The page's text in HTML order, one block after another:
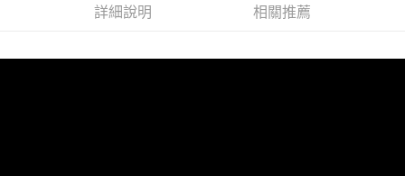
詳細說明 相關推薦